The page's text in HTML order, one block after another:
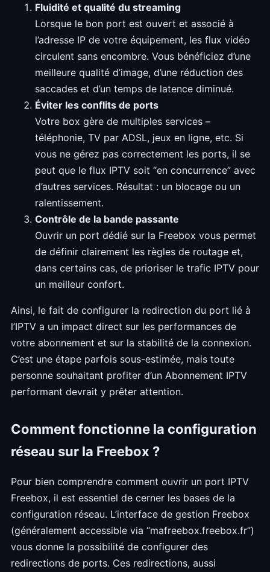
Fluidité et qualité du streaming
Lorsque le bon port est ouvert et associé à
l’adresse IP de votre équipement, les flux vidéo
circulent sans encombre. Vous bénéficiez d’une
meilleure qualité d’image, d’une réduction des
saccades et d’un temps de latence diminué.
Éviter les conflits de ports
Votre box gère de multiples services –
téléphonie, TV par ADSL, jeux en ligne, etc. Si
vous ne gérez pas correctement les ports, il se
peut que le flux IPTV soit “en concurrence” avec
d’autres services. Résultat : un blocage ou un
ralentissement.
Contrôle de la bande passante
Ouvrir un port dédié sur la Freebox vous permet
de définir clairement les règles de routage et,
dans certains cas, de prioriser le trafic IPTV pour
un meilleur confort.
Ainsi, le fait de configurer la redirection du port lié à
l’IPTV a un impact direct sur les performances de
votre abonnement et sur la stabilité de la connexion.
C’est une étape parfois sous-estimée, mais toute
personne souhaitant profiter d’un Abonnement IPTV
performant devrait y prêter attention.
Comment fonctionne la configuration
réseau sur la Freebox ?
Pour bien comprendre comment ouvrir un port IPTV
Freebox, il est essentiel de cerner les bases de la
configuration réseau. L’interface de gestion Freebox
(généralement accessible via “mafreebox.freebox.fr”)
vous donne la possibilité de configurer des
redirections de ports. Ces redirections, aussi